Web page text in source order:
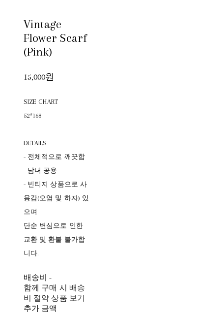
Vintage
Flower Scarf
(Pink)
15,000원
SIZE CHART
52*168
DETAILS
- 전체적으로 깨끗함
- 남녀 공용
- 빈티지 상품으로 사
용감(오염 및 하자) 있
으며
단순 변심으로 인한
교환 및 환불 불가합
니다.
배송비-
함께 구매 시 배송
비 절약 상품 보기
추가 금액